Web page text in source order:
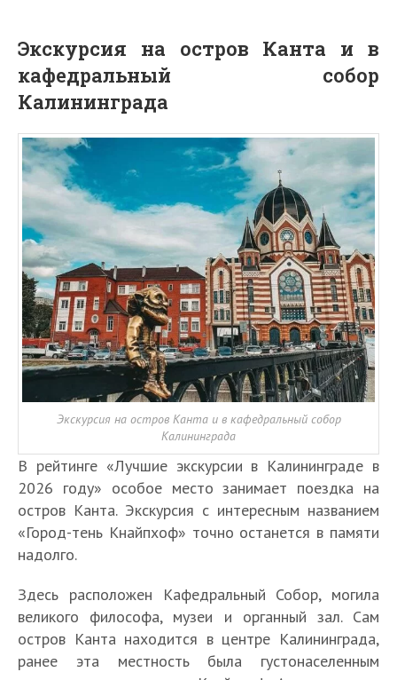
Экскурсия на остров Канта и в
кафедральный собор
Калининграда
Экскурсия на остров Канта и в кафедральный собор
Калининграда
В рейтинге «Лучшие экскурсии в Калининграде в
2026 году» особое место занимает поездка на
остров Канта. Экскурсия с интересным названием
«Город-тень Кнайпхоф» точно останется в памяти
надолго.
Здесь расположен Кафедральный Собор, могила
великого философа, музеи и органный зал. Сам
остров Канта находится в центре Калининграда,
ранее эта местность была густонаселенным